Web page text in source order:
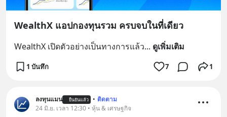
WealthX แอปกองทุนรวม ครบจบในที่เดียว
WealthX เปิดตัวอย่างเป็นทางการแล้ว... ดูเพิ่มเติม
1 บันทึก 7 1
ลงทุนแมน ยืนยันแล้ว • ติดตาม
24 มิ.ย. เวลา 12:30 • หุ้น & เศรษฐกิจ